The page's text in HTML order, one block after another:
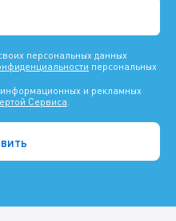
персональных данных
персональных
и рекламных
Сервиса